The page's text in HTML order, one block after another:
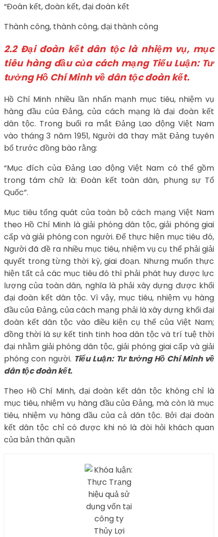
“Đoàn kết, đoàn kết, đại đoàn kết
Thành công, thành công, đại thành công
2.2 Đại đoàn kết dân tộc là nhiệm vụ, mục
tiêu hàng đầu của cách mạng Tiểu Luận: Tư
tưởng Hồ Chí Minh về dân tộc đoàn kết.
Hồ Chí Minh nhiều lần nhấn mạnh mục tiêu, nhiệm vụ
hàng đầu của Đảng, của cách mạng là đại đoàn kết
dân tộc. Trong buổi ra mắt Đảng Lao động Việt Nam
vào tháng 3 năm 1951, Người đã thay mặt Đảng tuyên
bố trước đồng bào rằng:
“Mục đích của Đảng Lao động Việt Nam có thể gồm
trong tám chữ là: Đoàn kết toàn dân, phụng sự Tổ
Quốc”.
Mục tiêu tổng quát của toàn bộ cách mạng Việt Nam
theo Hồ Chí Minh là giải phóng dân tộc, giải phóng giai
cấp và giải phóng con người. Để thực hiện mục tiêu đó,
Người đã đề ra nhiều mục tiêu, nhiệm vụ cụ thể phải giải
quyết trong từng thời kỳ, giai đoạn. Nhưng muốn thực
hiện tất cả các mục tiêu đó thì phải phát huy được lực
lượng của toàn dân, nghĩa là phải xây dựng được khối
đại đoàn kết dân tộc. Vì vậy, mục tiêu, nhiệm vụ hàng
đầu của Đảng, của cách mạng phải là xây dựng khối đại
đoàn kết dân tộc vào điều kiện cụ thể của Việt Nam;
đồng thời là sự kết tinh tinh hoa dân tộc và trí tuệ thời
đại nhằm giải phóng dân tộc, giải phóng giai cấp và giải
phóng con người. Tiểu Luận: Tư tưởng Hồ Chí Minh về
dân tộc đoàn kết.
Theo Hồ Chí Minh, đại đoàn kết dân tộc không chỉ là
mục tiêu, nhiệm vụ hàng đầu của Đảng, mà còn là mục
tiêu, nhiệm vụ hàng đầu của cả dân tộc. Bởi đại đoàn
kết dân tộc chỉ có được khi nó là đòi hỏi khách quan
của bản thân quần